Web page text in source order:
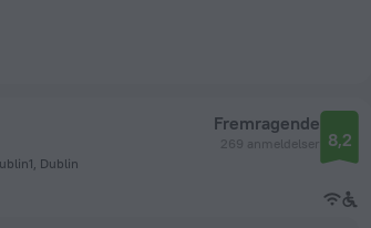
Dublin
Fremragende
269 anmeldelser 8,2